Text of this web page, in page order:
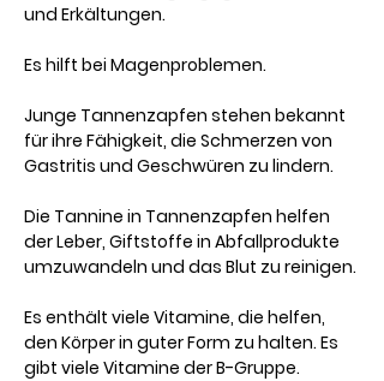
und Erkältungen.
Es hilft bei Magenproblemen.​
Junge Tannenzapfen stehen​​ bekannt
für ihre Fähigkeit, die Schmerzen von
Gastritis und Geschwüren zu lindern.
Die Tannine in Tannenzapfen helfen
der Leber, Giftstoffe in Abfallprodukte
umzuwandeln und das Blut zu reinigen.
Es enthält viele Vitamine, die helfen,
den Körper in guter Form zu halten. Es
gibt viele Vitamine der B-Gruppe.